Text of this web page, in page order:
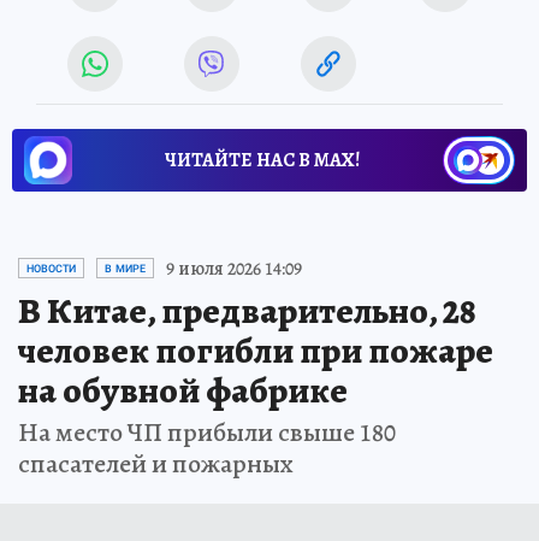
ЧИТАЙТЕ НАС В МАХ!
НОВОСТИ В МИРЕ 9 июля 2026 14:09
В Китае, предварительно, 28
человек погибли при пожаре
на обувной фабрике
На место ЧП прибыли свыше 180
спасателей и пожарных